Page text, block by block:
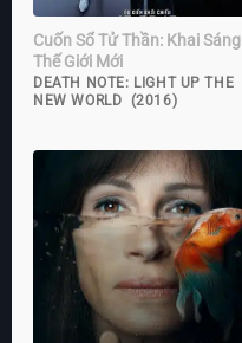
Cuốn Sổ Tử Thần: Khai Sáng
Thế Giới Mới
DEATH NOTE: LIGHT UP THE
NEW WORLD (2016)